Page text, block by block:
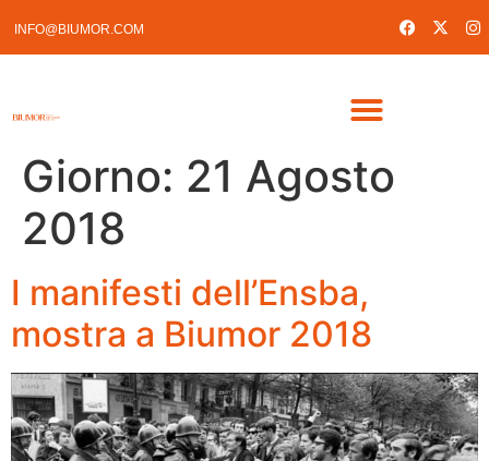
INFO@BIUMOR.COM
Giorno: 21 Agosto
2018
I manifesti dell’Ensba,
mostra a Biumor 2018